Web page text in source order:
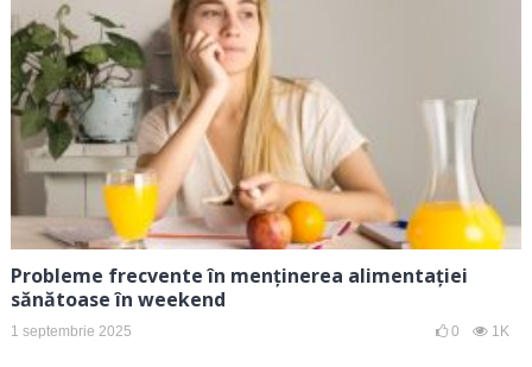
Probleme frecvente în menținerea alimentației
sănătoase în weekend
1 septembrie 2025 0 1K